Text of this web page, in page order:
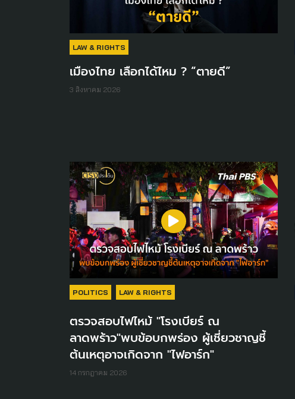
LAW & RIGHTS
เมืองไทย เลือกได้ไหม ? “ตายดี”
3 สิงหาคม 2026
POLITICS LAW & RIGHTS
ตรวจสอบไฟไหม้ "โรงเบียร์ ณ
ลาดพร้าว"พบข้อบกพร่อง ผู้เชี่ยวชาญชี้
ต้นเหตุอาจเกิดจาก "ไฟอาร์ก"
14 กรกฎาคม 2026